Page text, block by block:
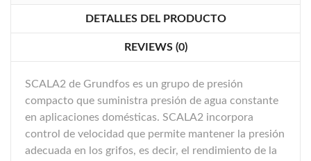
DETALLES DEL PRODUCTO
REVIEWS (0)
SCALA2 de Grundfos es un grupo de presión
compacto que suministra presión de agua constante
en aplicaciones domésticas. SCALA2 incorpora
control de velocidad que permite mantener la presión
adecuada en los grifos, es decir, el rendimiento de la